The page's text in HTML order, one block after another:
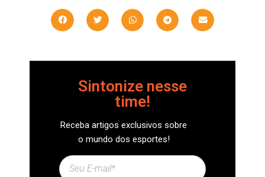
Sintonize nesse
time!
Receba artigos exclusivos sobre
o mundo dos esportes!